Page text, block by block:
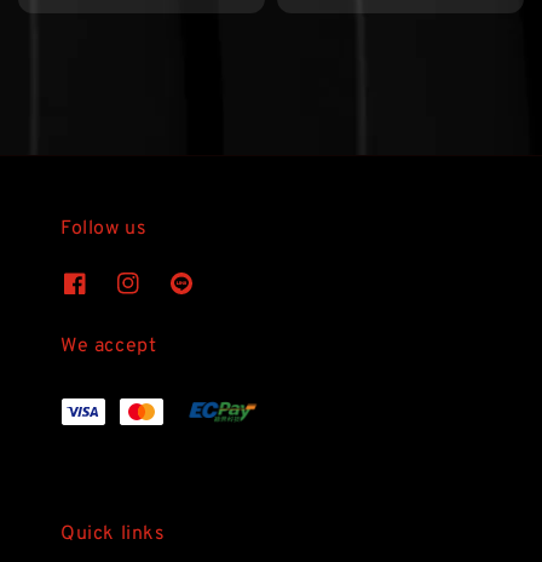
price
Follow us
We accept
Quick links